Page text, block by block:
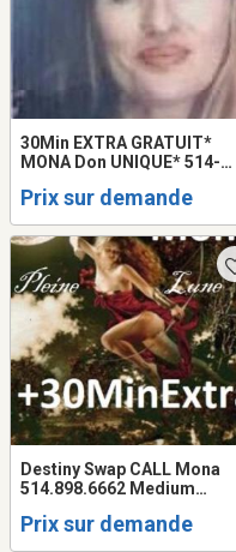
30Min EXTRA GRATUIT*
MONA Don UNIQUE* 514-
Tarot PSYCHIC TALISMAN
Prix sur demande
Destiny Swap CALL Mona
514.898.6662 Medium
Reading
Prix sur demande